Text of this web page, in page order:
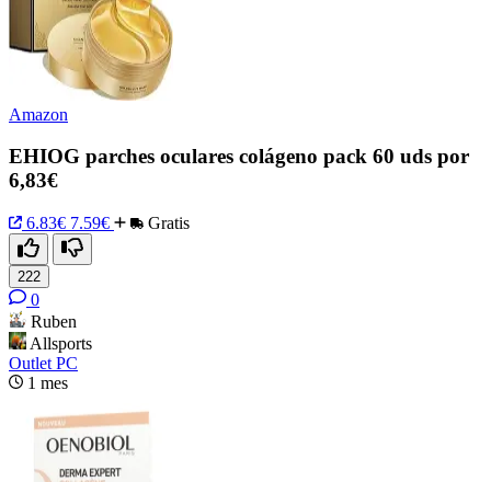
Amazon
EHIOG parches oculares colágeno pack 60 uds por
6,83€
6.83€ 7.59€ Gratis
222
0
Ruben
Allsports
Outlet PC
1 mes